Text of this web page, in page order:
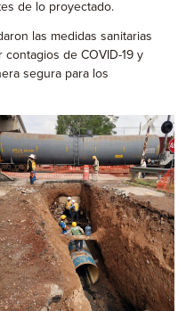
de lo proyectado.
las medidas sanitarias
de COVID-19 y
segura para los